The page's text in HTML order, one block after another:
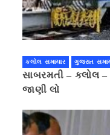
કલોલ સમાચાર ગુજરાત
સાબરમતી – કલોલ
જાણી લો